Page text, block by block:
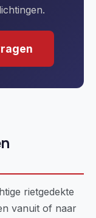
rietgedekte
vanuit of naar